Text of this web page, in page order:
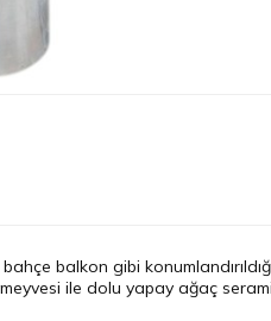
balkon gibi
ile dolu yapay ağaç